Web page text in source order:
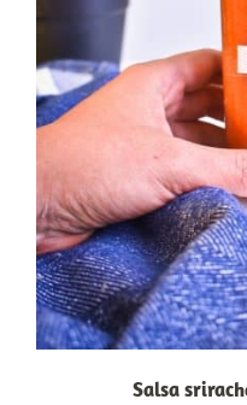
Salsa